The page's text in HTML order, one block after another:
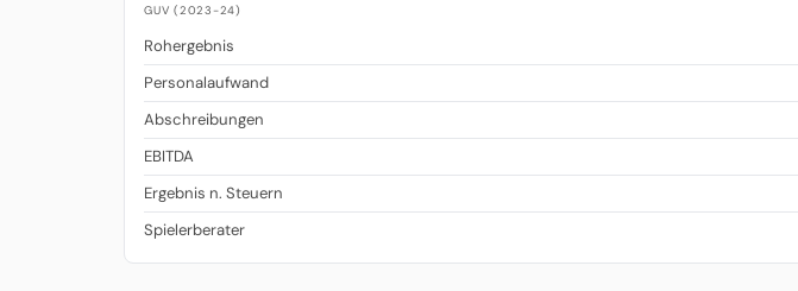
GUV (2023-24)
Rohergebnis
Personalaufwand
Abschreibungen
EBITDA
Ergebnis n. Steuern
Spielerberater